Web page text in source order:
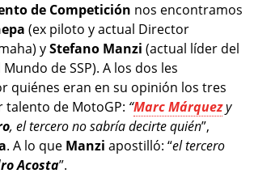
de Competición nos encontramos
(ex piloto y actual Director
yStefano Manzi (actual líder del
de SSP). A los dos les
quiénes eran en su opinión los tres
talento de MotoGP: “Marc Márquezy
, el tercero no sabría decirte quién”,
. A lo que Manzi apostilló: “el tercero
Acosta”.